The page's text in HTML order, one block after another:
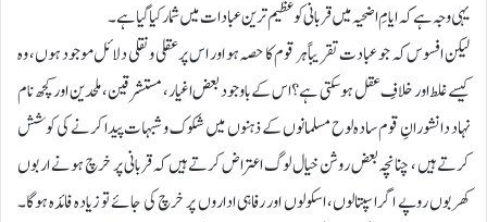
یہی وجہ ہے کہ ایامِ اضحیہ میں قربانی کو عظیم ترین عبادات میں شمار کیا گیا ہے۔
لیکن افسوس کہ جو عبادت تقریباً ہر قوم کا حصہ ہو اور اس پر عقلی و نقلی دلائل موجود ہوں، وہ
کیسے غلط اور خلافِ عقل ہو سکتی ہے؟ اس کے باوجود بعض اغیار، مستشرقین، ملحدین اور کچھ نام
نہاد دانشورانِ قوم سادہ لوح مسلمانوں کے ذہنوں میں شکوک و شبہات پیدا کرنے کی کوشش
کرتے ہیں ، چنانچہ بعض روشن خیال لوگ اعتراض کرتے ہیں کہ قربانی پر خرچ ہونے اربوں
کھربوں روپے اگر اسپتالوں، اسکولوں اور رفاہی اداروں پر خرچ کی جائے تو زیادہ فائدہ ہوگا۔